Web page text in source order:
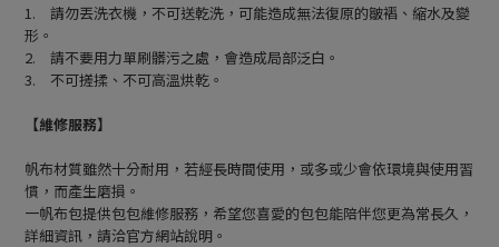
1. 請勿丟洗衣機，不可送乾洗，可能造成無法復原的皺褶、縮水及變
形。
2. 請不要用力單刷髒污之處，會造成局部泛白。
3. 不可搓揉、不可高溫烘乾。
【維修服務】
帆布材質雖然十分耐用，若經長時間使用，或多或少會依環境與使用習
慣，而產生磨損。
一帆布包提供包包維修服務，希望您喜愛的包包能陪伴您更為常長久，
詳細資訊，請洽官方網站說明。